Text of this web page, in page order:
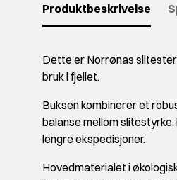
Produktbeskrivelse
Dette er Norrønas
bruk i fjellet.
Buksen kombinerer et
balanse mellom
lengre ekspedisjoner.
Hovedmaterialet i